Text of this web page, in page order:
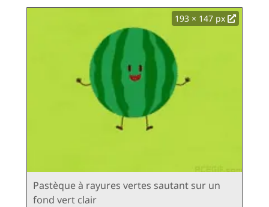
193 × 147 px
Pastèque à rayures vertes sautant sur un
fond vert clair